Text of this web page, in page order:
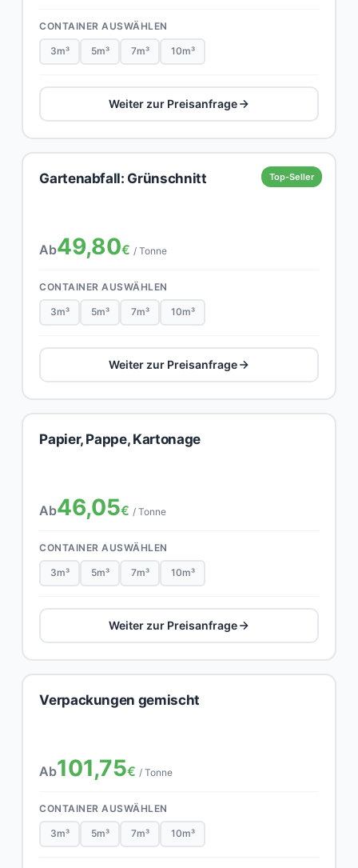
CONTAINER AUSWÄHLEN
3m³ 5m³ 7m³ 10m³
Weiter zur Preisanfrage
Top-Seller
Gartenabfall: Grünschnitt
Ab49,80€ / Tonne
CONTAINER AUSWÄHLEN
3m³ 5m³ 7m³ 10m³
Weiter zur Preisanfrage
Papier, Pappe, Kartonage
Ab46,05€ / Tonne
CONTAINER AUSWÄHLEN
3m³ 5m³ 7m³ 10m³
Weiter zur Preisanfrage
Verpackungen gemischt
Ab101,75€ / Tonne
CONTAINER AUSWÄHLEN
3m³ 5m³ 7m³ 10m³